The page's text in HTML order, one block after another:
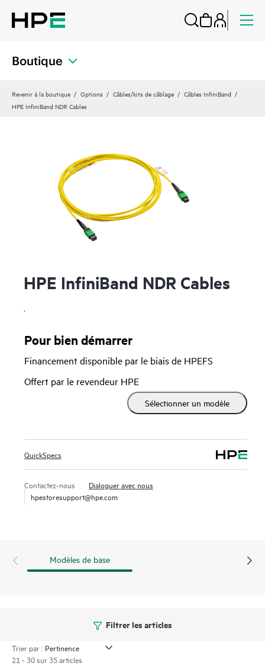
Boutique
Revenir à la boutique Options Câbles/kits de câblage
Câbles InfiniBand
HPE InfiniBand NDR Cables
HPE InfiniBand NDR Cables
.
Pour bien démarrer
Financement disponible par le biais de HPEFS
Offert par le revendeur HPE
Sélectionner un modèle
QuickSpecs
Contactez-nous
Dialoguer avec nous
hpestoresupport@hpe.com
Modèles de base
Filtrer les articles
Trier par :
21 - 30 sur 35 articles